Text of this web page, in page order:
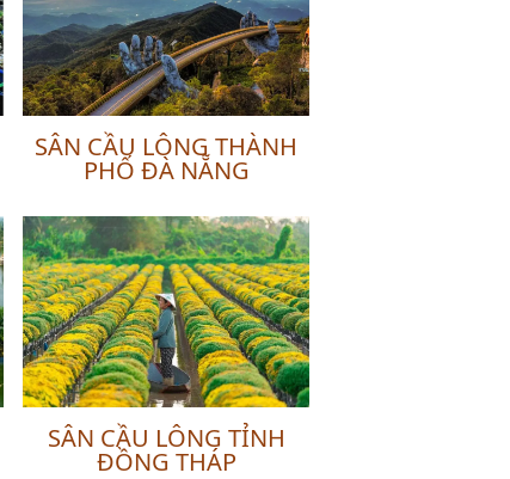
SÂN CẦU LÔNG THÀNH
PHỐ ĐÀ NẴNG
SÂN CẦU LÔNG TỈNH
ĐỒNG THÁP